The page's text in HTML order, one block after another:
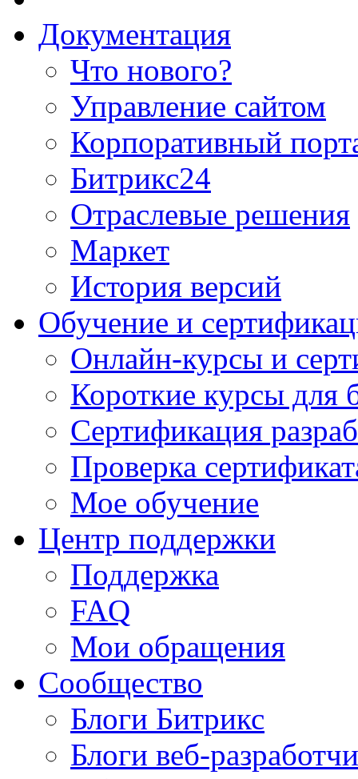
Документация
Что нового?
Управление сайтом
Корпоративный
Битрикс24
Отраслевые решения
Маркет
История версий
Обучение и
Онлайн-курсы и
Короткие курсы для
Сертификация
Проверка
Мое обучение
Центр поддержки
Поддержка
FAQ
Мои обращения
Сообщество
Блоги Битрикс
Блоги веб-